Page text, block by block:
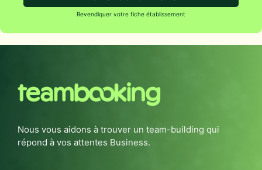
Revendiquer votre fiche établissement
Nous vous aidons à trouver un team-building qui
répond à vos attentes Business.